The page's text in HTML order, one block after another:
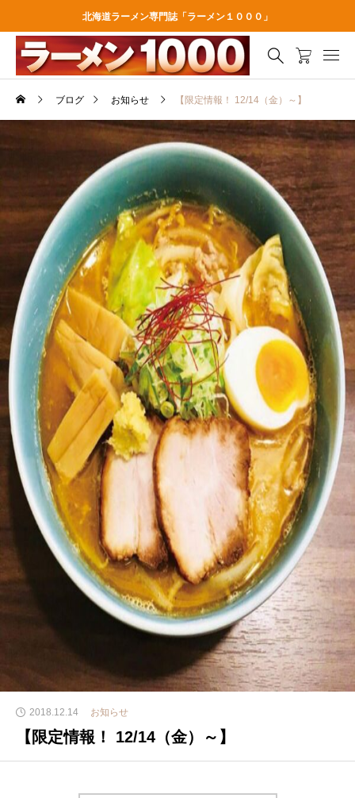
北海道ラーメン専門誌「ラーメン１０００」
ブログ お知らせ 【限定情報！ 12/14（金）～】
2018.12.14 お知らせ
【限定情報！ 12/14（金）～】